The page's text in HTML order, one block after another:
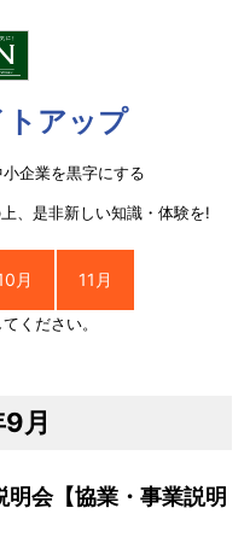
トアップ
企業を黒字にする
、是非新しい知識・体験を!
月 11月
ください。
月
会【協業・事業説明